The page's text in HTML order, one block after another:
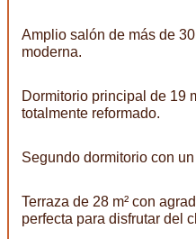
Amplio salón de más de
moderna.
Dormitorio principal de 19
totalmente reformado.
Segundo dormitorio con
Terraza de 28 m² con
perfecta para disfrutar del